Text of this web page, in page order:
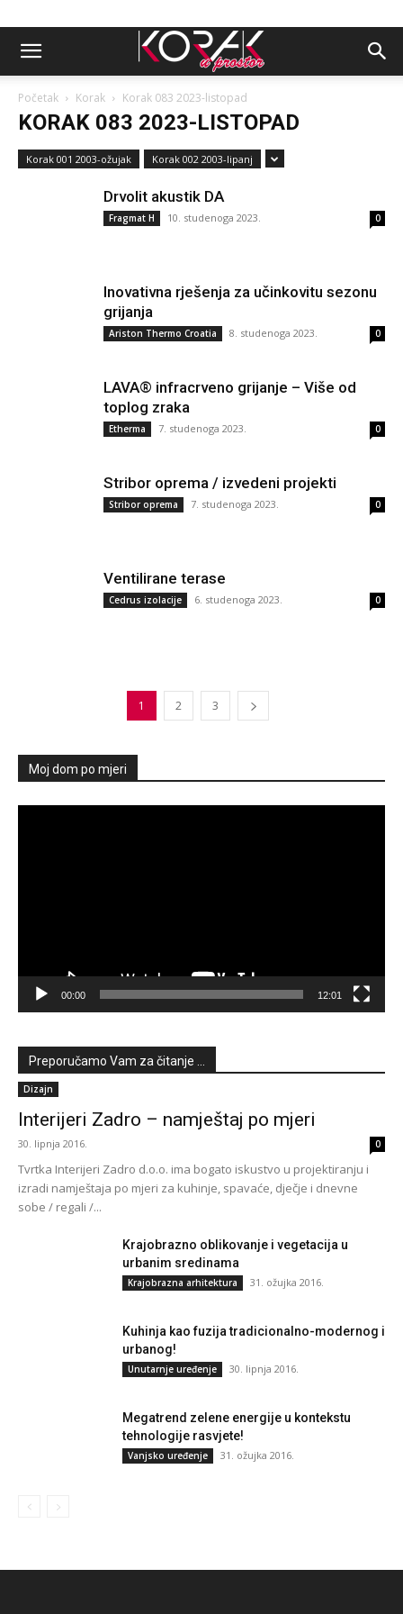
Početak Korak Korak 083 2023-listopad
KORAK 083 2023-LISTOPAD
Korak 001 2003-ožujak Korak 002 2003-lipanj
Drvolit akustik DA
Fragmat H 10. studenoga 2023. 0
Inovativna rješenja za učinkovitu sezonu
grijanja
Ariston Thermo Croatia 8. studenoga 2023. 0
LAVA® infracrveno grijanje – Više od
toplog zraka
Etherma 7. studenoga 2023. 0
Stribor oprema / izvedeni projekti
Stribor oprema 7. studenoga 2023. 0
Ventilirane terase
Cedrus izolacije 6. studenoga 2023. 0
1 2 3
Moj dom po mjeri
00:00 12:01
Preporučamo Vam za čitanje ...
Dizajn
Interijeri Zadro – namještaj po mjeri
30. lipnja 2016. 0
Tvrtka Interijeri Zadro d.o.o. ima bogato iskustvo u projektiranju i
izradi namještaja po mjeri za kuhinje, spavaće, dječje i dnevne
sobe / regali /...
Krajobrazno oblikovanje i vegetacija u
urbanim sredinama
Krajobrazna arhitektura 31. ožujka 2016.
Kuhinja kao fuzija tradicionalno-modernog i
urbanog!
Unutarnje uređenje 30. lipnja 2016.
Megatrend zelene energije u kontekstu
tehnologije rasvjete!
Vanjsko uređenje 31. ožujka 2016.